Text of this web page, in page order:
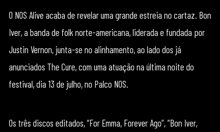
O NOS Alive acaba de revelar uma grande estreia no cartaz. Bon
Iver, a banda de folk norte-americana, liderada e fundada por
Justin Vernon, junta-se no alinhamento, ao lado dos já
anunciados The Cure, com uma atuação na última noite do
festival, dia 13 de julho, no Palco NOS.
Os três discos editados, “For Emma, Forever Ago”, “Bon Iver,